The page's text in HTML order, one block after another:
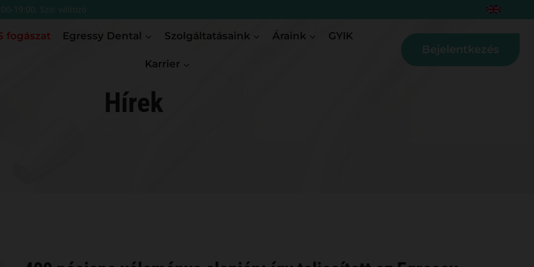
19:00, Szo: változó
fogászat Egressy Dental Szolgáltatásaink Áraink GYIK
Karrier
Bejelentkezés
Hírek